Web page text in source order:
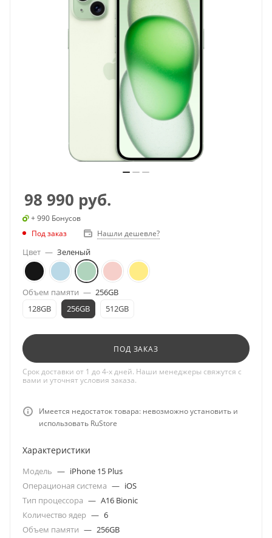
98 990 руб.
+ 990 Бонусов
Под заказ
Нашли дешевле?
Цвет — Зеленый
Объем памяти — 256GB
128GB
256GB 512GB
ПОД ЗАКАЗ
Срок доставки от 1 до 4-х дней. Наши менеджеры свяжутся с
вами и уточнят условия заказа.
Имеется недостаток товара: невозможно установить и
использовать RuStore
Характеристики
Модель — iPhone 15 Plus
Операционая система — iOS
Тип процессора — A16 Bionic
Количество ядер — 6
Объем памяти — 256GB